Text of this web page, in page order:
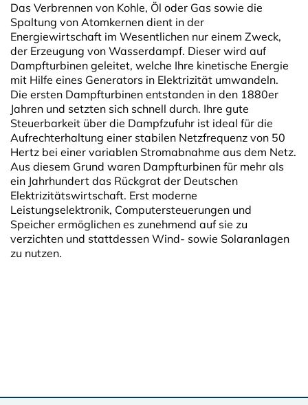
Das Verbrennen von Kohle, Öl oder Gas sowie die
Spaltung von Atomkernen dient in der
Energiewirtschaft im Wesentlichen nur einem Zweck,
der Erzeugung von Wasserdampf. Dieser wird auf
Dampfturbinen geleitet, welche Ihre kinetische Energie
mit Hilfe eines Generators in Elektrizität umwandeln.
Die ersten Dampfturbinen entstanden in den 1880er
Jahren und setzten sich schnell durch. Ihre gute
Steuerbarkeit über die Dampfzufuhr ist ideal für die
Aufrechterhaltung einer stabilen Netzfrequenz von 50
Hertz bei einer variablen Stromabnahme aus dem Netz.
Aus diesem Grund waren Dampfturbinen für mehr als
ein Jahrhundert das Rückgrat der Deutschen
Elektrizitätswirtschaft. Erst moderne
Leistungselektronik, Computersteuerungen und
Speicher ermöglichen es zunehmend auf sie zu
verzichten und stattdessen Wind- sowie Solaranlagen
zu nutzen.